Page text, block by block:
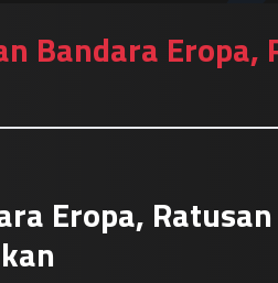
Bandara
Eropa, Ratusan